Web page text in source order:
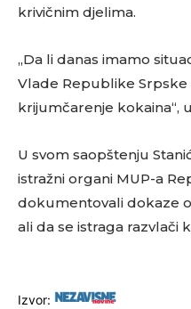
krivičnim djelima.
„Da li danas imamo
Vlade Republike
krijumčarenje kokaina“,
U svom saopštenju
istražni organi MUP-a
dokumentovali dokaze
ali da se istraga razvlači
Izvor: